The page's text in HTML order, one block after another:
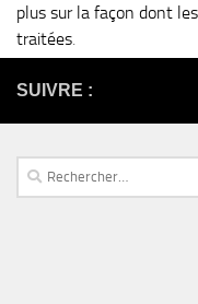
plus sur la façon dont
traitées
SUIVRE :
Rechercher :